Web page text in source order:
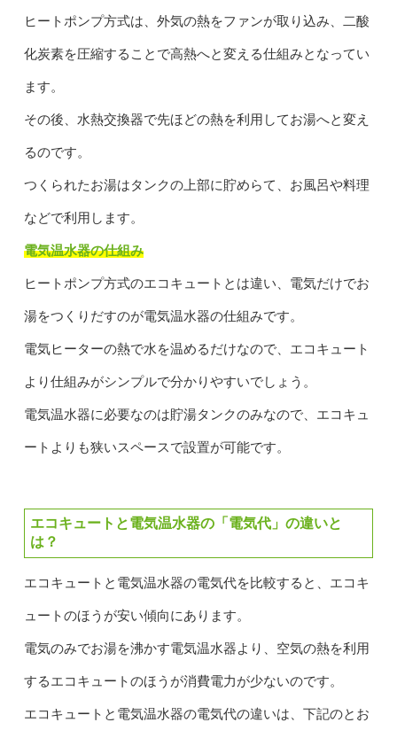
ヒートポンプ方式は、外気の熱をファンが取り込み、二酸
化炭素を圧縮することで高熱へと変える仕組みとなってい
ます。
その後、水熱交換器で先ほどの熱を利用してお湯へと変え
るのです。
つくられたお湯はタンクの上部に貯めらて、お風呂や料理
などで利用します。
電気温水器の仕組み
ヒートポンプ方式のエコキュートとは違い、電気だけでお
湯をつくりだすのが電気温水器の仕組みです。
電気ヒーターの熱で水を温めるだけなので、エコキュート
より仕組みがシンプルで分かりやすいでしょう。
電気温水器に必要なのは貯湯タンクのみなので、エコキュ
ートよりも狭いスペースで設置が可能です。
エコキュートと電気温水器の「電気代」の違いと
は？
エコキュートと電気温水器の電気代を比較すると、エコキ
ュートのほうが安い傾向にあります。
電気のみでお湯を沸かす電気温水器より、空気の熱を利用
するエコキュートのほうが消費電力が少ないのです。
エコキュートと電気温水器の電気代の違いは、下記のとお